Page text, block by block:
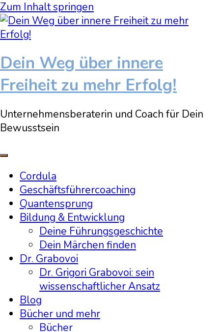
Zum Inhalt springen
Dein Weg über innere
Freiheit zu mehr Erfolg!
Unternehmensberaterin und Coach für Dein
Bewusstsein
Cordula
Geschäftsführercoaching
Quantensprung
Bildung & Entwicklung
Deine Führungsgeschichte
Dein Märchen finden
Dr. Grabovoi
Dr. Grigori Grabovoi: sein
wissenschaftlicher Ansatz
Blog
Bücher und mehr
Bücher